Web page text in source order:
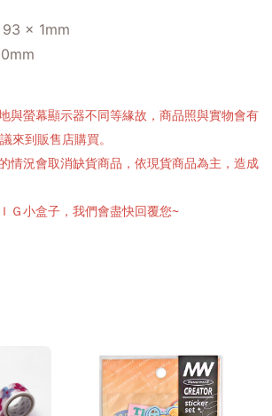
x 1mm
與螢幕顯示器不同等緣故，商品照與實物會有
來到販售店購買。
情況會取消缺貨商品，依現貨商品為主，造成
Ｇ小盒子，我們會盡快回覆您~